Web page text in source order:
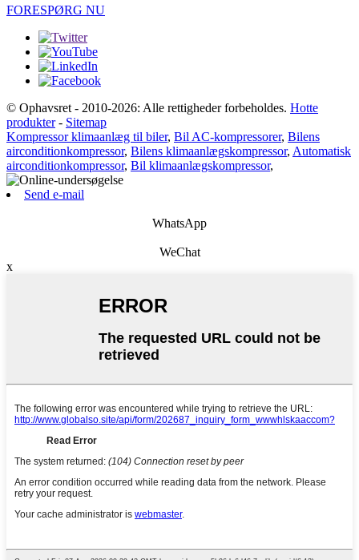
FORESPØRG NU
© Ophavsret - 2010-2026: Alle rettigheder forbeholdes. Hotte
produkter- Sitemap
Kompressor klimaanlæg til biler, Bil AC-kompressorer, Bilens
airconditionkompressor, Bilens klimaanlægskompressor, Automatisk
airconditionkompressor, Bil klimaanlægskompressor,
Send e-mail
WhatsApp
WeChat
x